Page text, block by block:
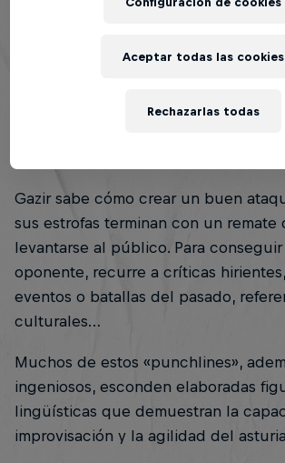
Gazir sabe cómo crear un buen
sus estrofas terminan con un remate
levantarse al público. Para conseguir
oponente, recurre a críticas
eventos o batallas del pasado,
culturales…
Muchos de estos «punchlines»,
ingeniosos, esconden elaboradas
lingüísticas que demuestran la
improvisación y la agilidad del
Rechazarlas todas
Aceptar todas las cookies